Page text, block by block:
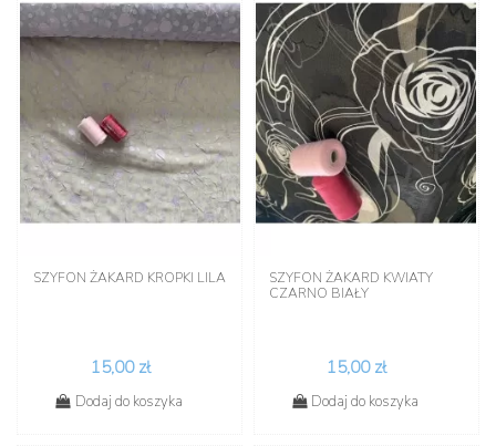
SZYFON ŻAKARD KROPKI LILA
15,00 zł
Dodaj do koszyka
SZYFON ŻAKARD KWIATY
CZARNO BIAŁY
15,00 zł
Dodaj do koszyka